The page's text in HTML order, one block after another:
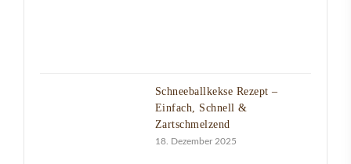
Schneeballkekse Rezept –
Einfach, Schnell &
Zartschmelzend
18. Dezember 2025